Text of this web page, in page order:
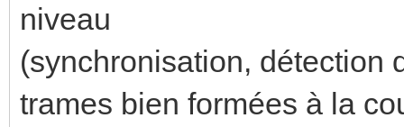
niveau
(synchronisation, détection
trames bien formées à la